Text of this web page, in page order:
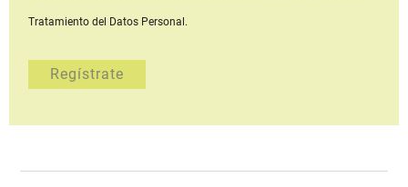
Tratamiento del Datos Personal.